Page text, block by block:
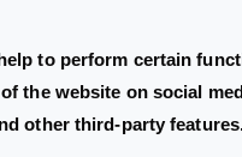
to perform certain
the website on social
other third-party